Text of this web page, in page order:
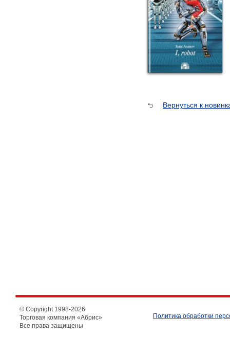
Вернуться к
© Copyright 1998-2026
Торговая компания «Абрис»
Все права защищены
Политика обработки